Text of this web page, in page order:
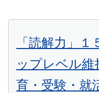
「読解力」
ップレベル維
育・受験・就